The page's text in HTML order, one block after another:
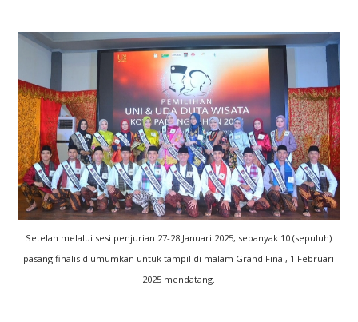
Setelah melalui sesi penjurian 27-28 Januari 2025, sebanyak 10 (sepuluh)
pasang finalis diumumkan untuk tampil di malam Grand Final, 1 Februari
2025 mendatang.